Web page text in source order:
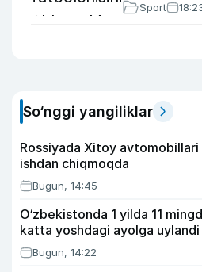
Sport
So‘nggi yangiliklar
Rossiyada Xitoy
ishdan chiqmoqda
Bugun, 14:45
O‘zbekistonda 1 yilda 11
katta yoshdagi ayolga uylandi
Bugun, 14:22